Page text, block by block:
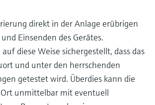
direkt in der Anlage erübrigen
Einsenden des Gerätes.
diese Weise sichergestellt, dass das
und unter den herrschenden
getestet wird. Überdies kann die
unmittelbar mit eventuell